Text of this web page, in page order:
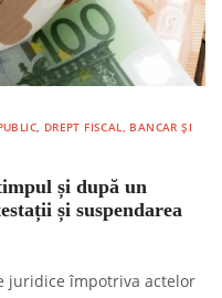
, DREPT FISCAL, BANCAR ȘI
și după un
și suspendarea
juridice împotriva actelor